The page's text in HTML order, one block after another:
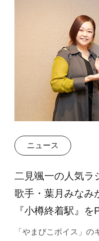
ニュース
二見颯一の人気ラ
歌手・葉月みな
『小樽終着駅』を
「やまびこボイス」